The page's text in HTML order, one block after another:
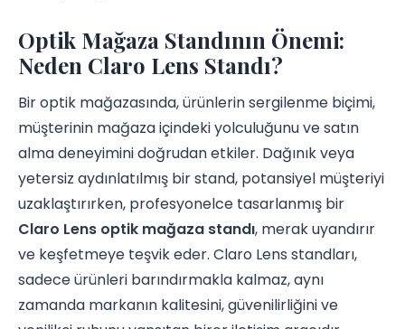
Optik Mağaza Standının Önemi:
Neden Claro Lens Standı?
Bir optik mağazasında, ürünlerin sergilenme biçimi,
müşterinin mağaza içindeki yolculuğunu ve satın
alma deneyimini doğrudan etkiler. Dağınık veya
yetersiz aydınlatılmış bir stand, potansiyel müşteriyi
uzaklaştırırken, profesyonelce tasarlanmış bir
Claro Lens optik mağaza standı, merak uyandırır
ve keşfetmeye teşvik eder. Claro Lens standları,
sadece ürünleri barındırmakla kalmaz, aynı
zamanda markanın kalitesini, güvenilirliğini ve